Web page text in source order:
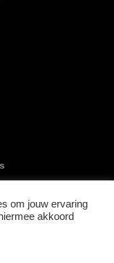
om jouw ervaring
akkoord